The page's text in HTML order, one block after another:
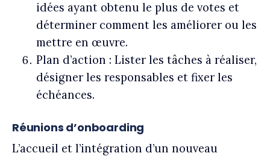
idées ayant obtenu le plus de votes et
déterminer comment les améliorer ou les
mettre en œuvre.
Plan d’action : Lister les tâches à réaliser,
désigner les responsables et fixer les
échéances.
Réunions d’onboarding
L’accueil et l’intégration d’un nouveau